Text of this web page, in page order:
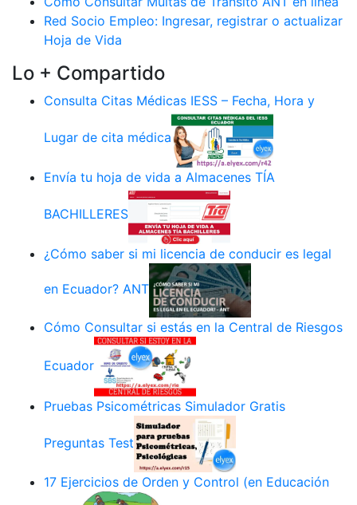
Red Socio Empleo: Ingresar, registrar o actualizar
Hoja de Vida
Lo + Compartido
Consulta Citas Médicas IESS – Fecha, Hora y
Lugar de cita médica
Envía tu hoja de vida a Almacenes TÍA
BACHILLERES
¿Cómo saber si mi licencia de conducir es legal
en Ecuador? ANT
Cómo Consultar si estás en la Central de Riesgos
Ecuador
Pruebas Psicométricas Simulador Gratis
Preguntas Test
17 Ejercicios de Orden y Control (en Educación